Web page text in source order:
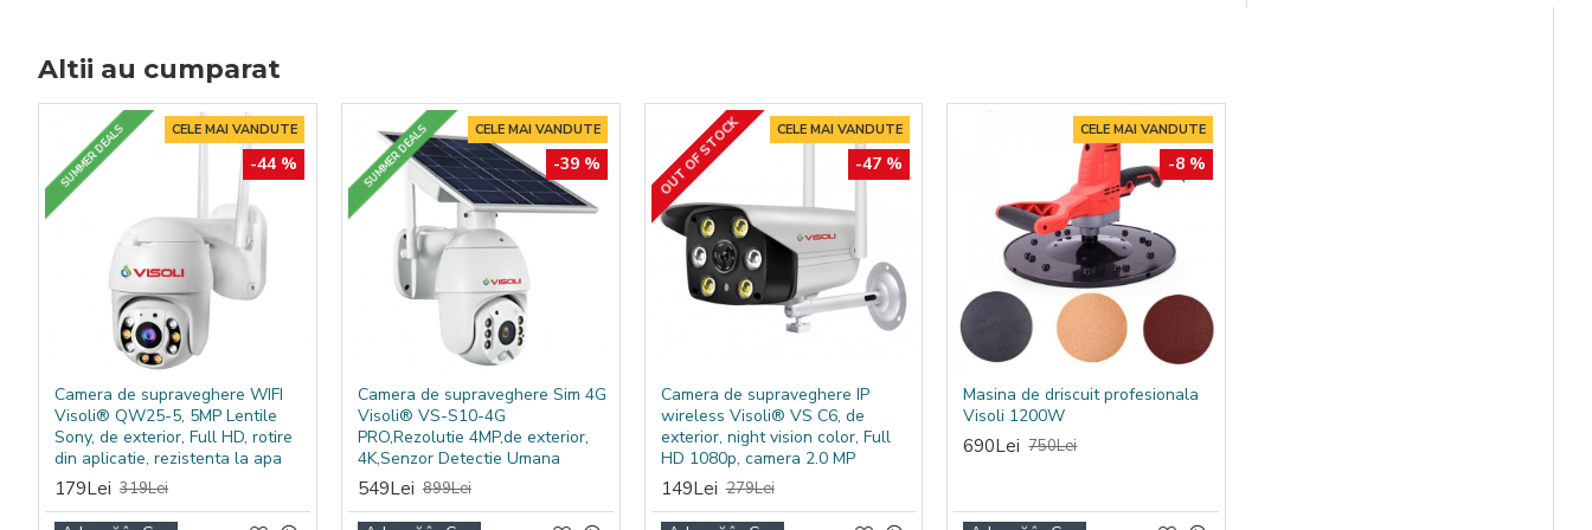
Altii au cumparat
CELE MAI VANDUTE
SUMMER DEALS -44 %
Camera de supraveghere WIFI
Visoli® QW25-5, 5MP Lentile
Sony, de exterior, Full HD, rotire
din aplicatie, rezistenta la apa
179Lei 319Lei
CELE MAI VANDUTE
SUMMER DEALS -39 %
Camera de supraveghere Sim 4G
Visoli® VS-S10-4G
PRO,Rezolutie 4MP,de exterior,
4K,Senzor Detectie Umana
549Lei 899Lei
CELE MAI VANDUTE
-47 %
OUT OF STOCK
Camera de supraveghere IP
wireless Visoli® VS C6, de
exterior, night vision color, Full
HD 1080p, camera 2.0 MP
149Lei 279Lei
CELE MAI VANDUTE
-8 %
Masina de driscuit profesionala
Visoli 1200W
690Lei 750Lei